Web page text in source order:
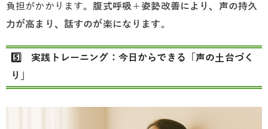
負担がかかります。腹式呼吸＋姿勢改善により、声の持久
力が高まり、話すのが楽になります。
5️⃣ 実践トレーニング：今日からできる「声の土台づく
り」